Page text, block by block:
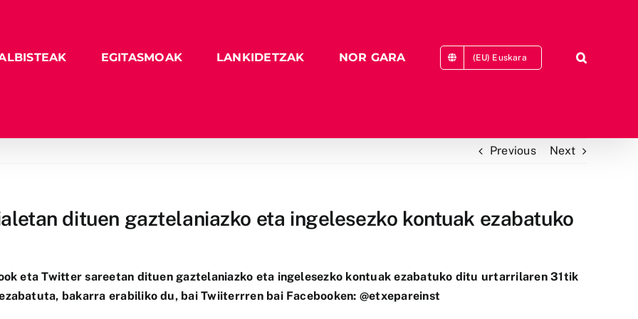
EGITASMOAK LANKIDETZAK NOR GARA (EU) Euskara
Previous Next
dituen gaztelaniazko eta ingelesezko kontuak ezabatuko
eta Twitter sareetan dituen gaztelaniazko eta ingelesezko kontuak ezabatuko ditu urtarrilaren 31tik
bakarra erabiliko du, bai Twiiterrren bai Facebooken: @etxepareinst